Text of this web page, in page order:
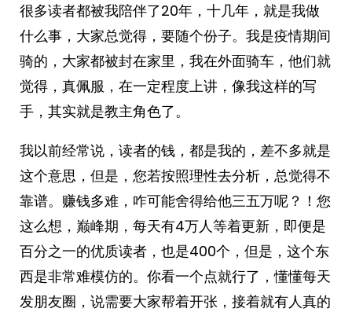
很多读者都被我陪伴了20年，十几年，就是我做
什么事，大家总觉得，要随个份子。我是疫情期间
骑的，大家都被封在家里，我在外面骑车，他们就
觉得，真佩服，在一定程度上讲，像我这样的写
手，其实就是教主角色了。
我以前经常说，读者的钱，都是我的，差不多就是
这个意思，但是，您若按照理性去分析，总觉得不
靠谱。赚钱多难，咋可能舍得给他三五万呢？！您
这么想，巅峰期，每天有4万人等着更新，即便是
百分之一的优质读者，也是400个，但是，这个东
西是非常难模仿的。你看一个点就行了，懂懂每天
发朋友圈，说需要大家帮着开张，接着就有人真的